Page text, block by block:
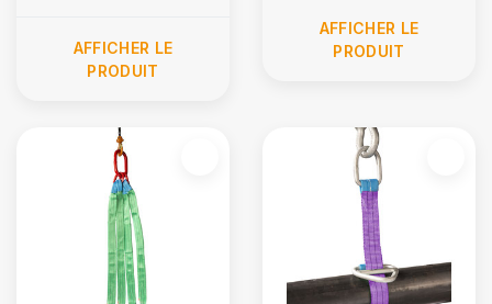
AFFICHER LE
PRODUIT
AFFICHER LE
PRODUIT